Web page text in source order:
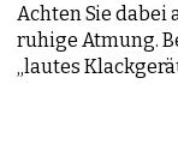
Achten Sie dabei
ruhige Atmung.
„lautes